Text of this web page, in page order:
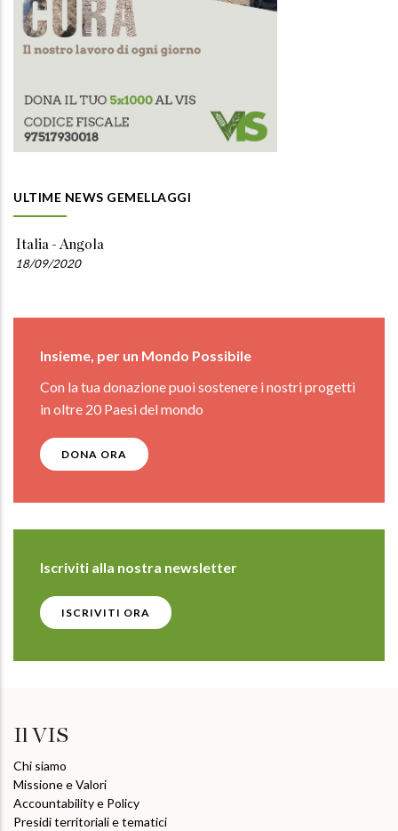
ULTIME NEWS GEMELLAGGI
Italia - Angola
18/09/2020
Insieme, per un Mondo Possibile
Con la tua donazione puoi sostenere i nostri progetti
in oltre 20 Paesi del mondo
DONA ORA
Iscriviti alla nostra newsletter
ISCRIVITI ORA
Il VIS
Chi siamo
Missione e Valori
Accountability e Policy
Presidi territoriali e tematici